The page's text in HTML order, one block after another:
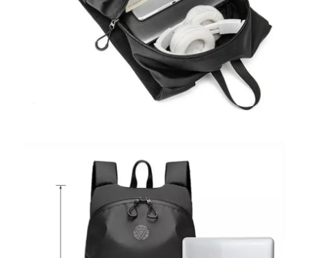
Rejoignez notre club VIP et recevez votre cadeau